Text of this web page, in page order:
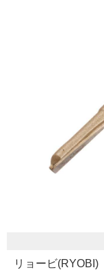
リョービ(RYOBI)